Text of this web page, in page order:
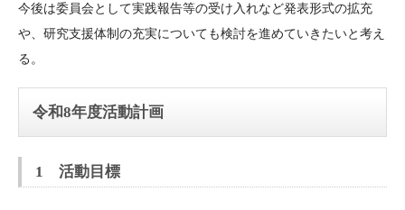
今後は委員会として実践報告等の受け入れなど発表形式の拡充
や、研究支援体制の充実についても検討を進めていきたいと考え
る。
令和8年度活動計画
1 活動目標